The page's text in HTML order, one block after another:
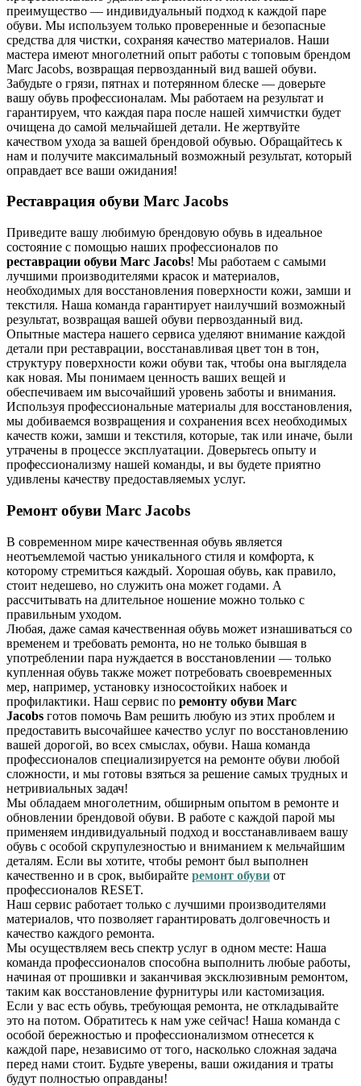
преимущество — индивидуальный подход к каждой паре
обуви. Мы используем только проверенные и безопасные
средства для чистки, сохраняя качество материалов. Наши
мастера имеют многолетний опыт работы с топовым брендом
Marc Jacobs, возвращая первозданный вид вашей обуви.
Забудьте о грязи, пятнах и потерянном блеске — доверьте
вашу обувь профессионалам. Мы работаем на результат и
гарантируем, что каждая пара после нашей химчистки будет
очищена до самой мельчайшей детали. Не жертвуйте
качеством ухода за вашей брендовой обувью. Обращайтесь к
нам и получите максимальный возможный результат, который
оправдает все ваши ожидания!
Реставрация обуви Marc Jacobs
Приведите вашу любимую брендовую обувь в идеальное
состояние с помощью наших профессионалов по
реставрации обуви Marc Jacobs! Мы работаем с самыми
лучшими производителями красок и материалов,
необходимых для восстановления поверхности кожи, замши и
текстиля. Наша команда гарантирует наилучший возможный
результат, возвращая вашей обуви первозданный вид.
Опытные мастера нашего сервиса уделяют внимание каждой
детали при реставрации, восстанавливая цвет тон в тон,
структуру поверхности кожи обуви так, чтобы она выглядела
как новая. Мы понимаем ценность ваших вещей и
обеспечиваем им высочайший уровень заботы и внимания.
Используя профессиональные материалы для восстановления,
мы добиваемся возвращения и сохранения всех необходимых
качеств кожи, замши и текстиля, которые, так или иначе, были
утрачены в процессе эксплуатации. Доверьтесь опыту и
профессионализму нашей команды, и вы будете приятно
удивлены качеству предоставляемых услуг.
Ремонт обуви Marc Jacobs
В современном мире качественная обувь является
неотъемлемой частью уникального стиля и комфорта, к
которому стремиться каждый. Хорошая обувь, как правило,
стоит недешево, но служить она может годами. А
рассчитывать на длительное ношение можно только с
правильным уходом.
Любая, даже самая качественная обувь может изнашиваться со
временем и требовать ремонта, но не только бывшая в
употреблении пара нуждается в восстановлении — только
купленная обувь также может потребовать своевременных
мер, например, установку износостойких набоек и
профилактики. Наш сервис по ремонту обуви Marc
Jacobs готов помочь Вам решить любую из этих проблем и
предоставить высочайшее качество услуг по восстановлению
вашей дорогой, во всех смыслах, обуви. Наша команда
профессионалов специализируется на ремонте обуви любой
сложности, и мы готовы взяться за решение самых трудных и
нетривиальных задач!
Мы обладаем многолетним, обширным опытом в ремонте и
обновлении брендовой обуви. В работе с каждой парой мы
применяем индивидуальный подход и восстанавливаем вашу
обувь с особой скрупулезностью и вниманием к мельчайшим
деталям. Если вы хотите, чтобы ремонт был выполнен
качественно и в срок, выбирайте ремонт обуви от
профессионалов RESET.
Наш сервис работает только с лучшими производителями
материалов, что позволяет гарантировать долговечность и
качество каждого ремонта.
Мы осуществляем весь спектр услуг в одном месте: Наша
команда профессионалов способна выполнить любые работы,
начиная от прошивки и заканчивая эксклюзивным ремонтом,
таким как восстановление фурнитуры или кастомизация.
Если у вас есть обувь, требующая ремонта, не откладывайте
это на потом. Обратитесь к нам уже сейчас! Наша команда с
особой бережностью и профессионализмом отнесется к
каждой паре, независимо от того, насколько сложная задача
перед нами стоит. Будьте уверены, ваши ожидания и траты
будут полностью оправданы!